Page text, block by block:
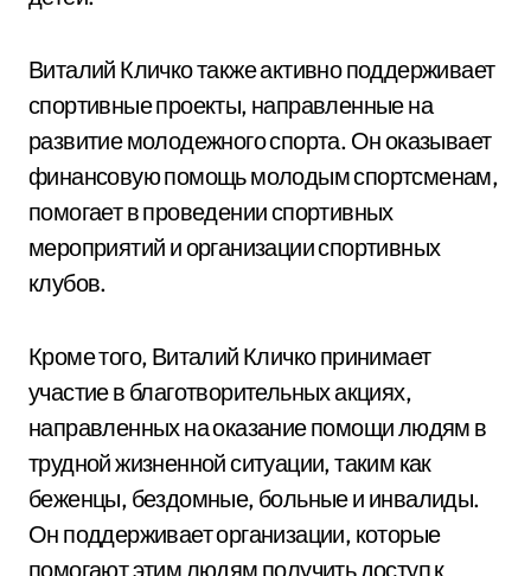
Виталий Кличко также активно поддерживает
спортивные проекты, направленные на
развитие молодежного спорта. Он оказывает
финансовую помощь молодым спортсменам,
помогает в проведении спортивных
мероприятий и организации спортивных
клубов.
Кроме того, Виталий Кличко принимает
участие в благотворительных акциях,
направленных на оказание помощи людям в
трудной жизненной ситуации, таким как
беженцы, бездомные, больные и инвалиды.
Он поддерживает организации, которые
помогают этим людям получить доступ к